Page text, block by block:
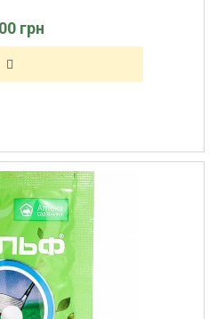
грн